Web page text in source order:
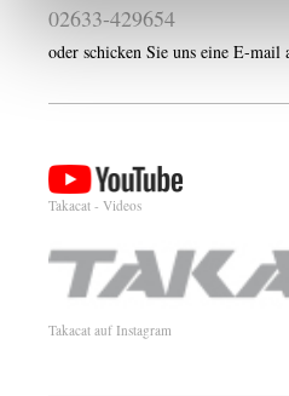
02633-429654
oder schicken Sie uns eine E-mail
Takacat - Videos
Takacat auf Instagram